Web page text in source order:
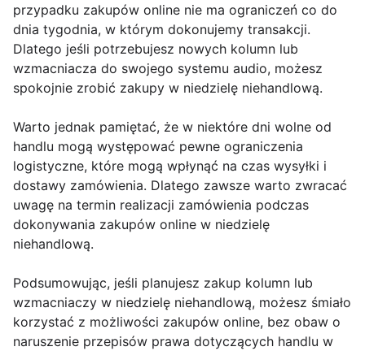
przypadku zakupów online nie ma ograniczeń co do
dnia tygodnia, w którym dokonujemy transakcji.
Dlatego jeśli potrzebujesz nowych kolumn lub
wzmacniacza do swojego systemu audio, możesz
spokojnie zrobić zakupy w niedzielę niehandlową.
Warto jednak pamiętać, że w niektóre dni wolne od
handlu mogą występować pewne ograniczenia
logistyczne, które mogą wpłynąć na czas wysyłki i
dostawy zamówienia. Dlatego zawsze warto zwracać
uwagę na termin realizacji zamówienia podczas
dokonywania zakupów online w niedzielę
niehandlową.
Podsumowując, jeśli planujesz zakup kolumn lub
wzmacniaczy w niedzielę niehandlową, możesz śmiało
korzystać z możliwości zakupów online, bez obaw o
naruszenie przepisów prawa dotyczących handlu w